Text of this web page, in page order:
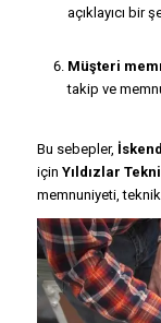
açıklayıcı bir
Müşteri
takip ve
Bu sebepler,
için Yıldızlar
memnuniyeti,